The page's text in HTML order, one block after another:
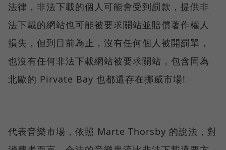
法律，非法下載的個人可能會受到罰款，提供非
法下載的網站也可能被要求關站並賠償著作權人
損失，但到目前為止，沒有任何個人被開罰單，
也沒有任何非法下載網站被要求關站，包含同為
北歐的 Pirvate Bay 也都還存在挪威市場!
代表音樂市場，依照 Marte Thorsby 的說法，對